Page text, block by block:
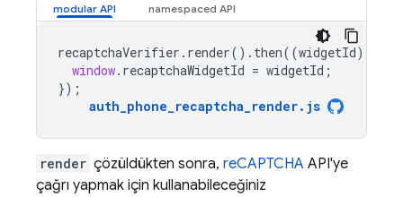
recaptchaVerifier . render(). then((widgetId)
window. recaptchaWidgetId = widgetId ;
});
auth_phone_recaptcha_render. js
render çözüldükten sonra, reCAPTCHA API'ye
çağrı yapmak için kullanabileceğiniz